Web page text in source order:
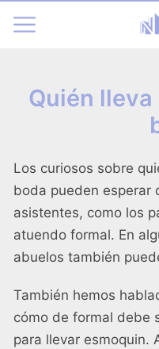
Quién
Los curiosos sobre
boda pueden esperar
asistentes, como los
atuendo formal. En
abuelos también
También hemos
cómo de formal debe
para llevar esmoquin.